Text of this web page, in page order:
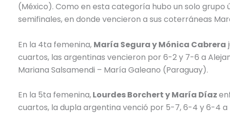
(México). Como en esta categoría hubo un solo
semifinales, en donde vencieron a sus coterráneas
En la 4ta femenina, María Segura y Mónica Cabrera
cuartos, las argentinas vencieron por 6-2 y 7-6 a
Mariana Salsamendi – María Galeano (Paraguay).
En la 5ta femenina,Lourdes Borchert y María Díaz
cuartos, la dupla argentina venció por 5-7, 6-4 y 6-4 a